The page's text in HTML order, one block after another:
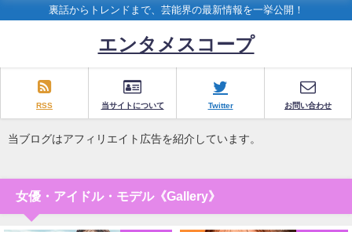
裏話からトレンドまで、芸能界の最新情報を一挙公開！
エンタメスコープ
RSS 当サイトについて Twitter お問い合わせ
当ブログはアフィリエイト広告を紹介しています。
女優・アイドル・モデル《Gallery》